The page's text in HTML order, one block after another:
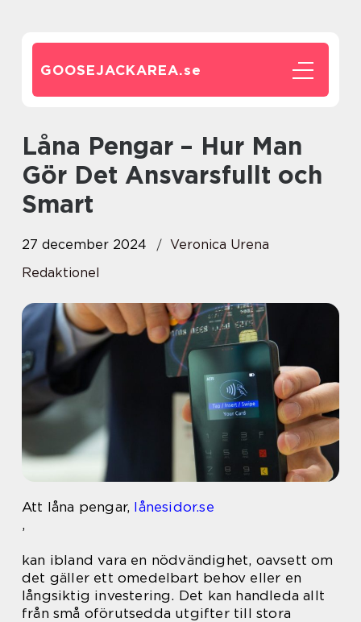
GOOSEJACKAREA.se
Låna Pengar – Hur Man
Gör Det Ansvarsfullt och
Smart
27 december 2024
Veronica Urena
Redaktionel
Att låna pengar, lånesidor.se
,
kan ibland vara en nödvändighet, oavsett om
det gäller ett omedelbart behov eller en
långsiktig investering. Det kan handleda allt
från små oförutsedda utgifter till stora